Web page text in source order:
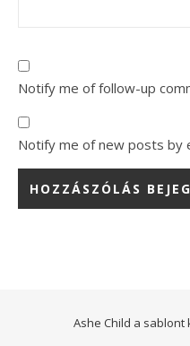
Notify me of follow-up
Notify me of new posts by
Ashe Child a sablont